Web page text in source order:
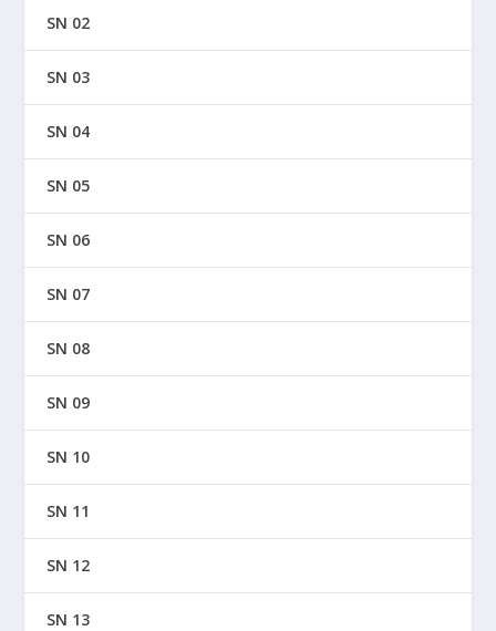
SN 02
SN 03
SN 04
SN 05
SN 06
SN 07
SN 08
SN 09
SN 10
SN 11
SN 12
SN 13